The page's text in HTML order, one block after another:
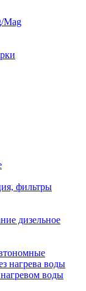
Mag
фильтры
дизельное
нагрева воды
воды